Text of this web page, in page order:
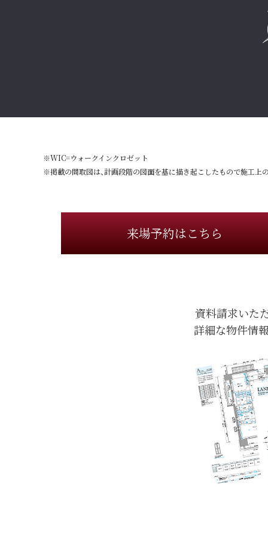
※WIC=ウォークインクロゼット
※掲載の間取図は、計画段階の図面を基に描き起こしたもので施工上
来場予約はこちら
資料請求いた
詳細な物件情